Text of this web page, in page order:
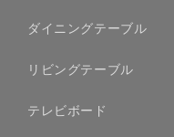
ダイニングテーブル
リビングテーブル
テレビボード